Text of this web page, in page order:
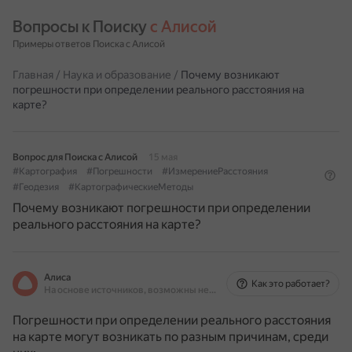
Вопросы к Поиску с Алисой
Примеры ответов Поиска с Алисой
Главная / Наука и образование / Почему возникают
погрешности при определении реального расстояния на
карте?
Вопрос для Поиска с Алисой
15 мая
#Картография
#Погрешности
#ИзмерениеРасстояния
#Геодезия
#КартографическиеМетоды
Почему возникают погрешности при определении
реального расстояния на карте?
Алиса
На основе источников, возможны неточности
Как это работает?
Погрешности при определении реального расстояния
на карте могут возникать по разным причинам, среди